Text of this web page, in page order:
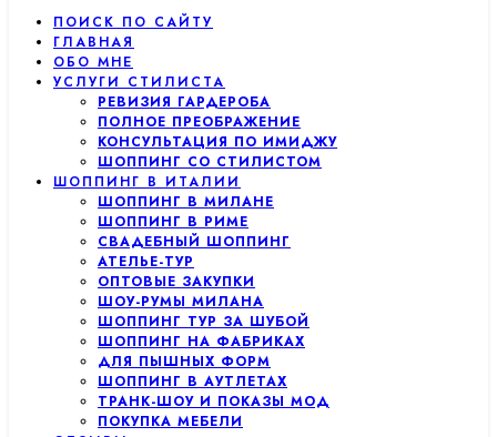
ПОИСК ПО САЙТУ
ГЛАВНАЯ
ОБО МНЕ
УСЛУГИ СТИЛИСТА
РЕВИЗИЯ ГАРДЕРОБА
ПОЛНОЕ ПРЕОБРАЖЕНИЕ
КОНСУЛЬТАЦИЯ ПО ИМИДЖУ
ШОППИНГ СО СТИЛИСТОМ
ШОППИНГ В ИТАЛИИ
ШОППИНГ В МИЛАНЕ
ШОППИНГ В РИМЕ
СВАДЕБНЫЙ ШОППИНГ
АТЕЛЬЕ-ТУР
ОПТОВЫЕ ЗАКУПКИ
ШОУ-РУМЫ МИЛАНА
ШОППИНГ ТУР ЗА ШУБОЙ
ШОППИНГ НА ФАБРИКАХ
ДЛЯ ПЫШНЫХ ФОРМ
ШОППИНГ В АУТЛЕТАХ
ТРАНК-ШОУ И ПОКАЗЫ МОД
ПОКУПКА МЕБЕЛИ